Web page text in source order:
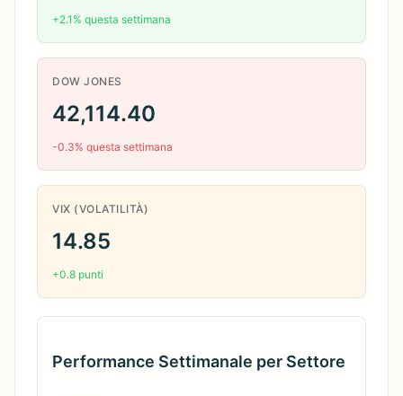
+2.1% questa settimana
DOW JONES
42,114.40
-0.3% questa settimana
VIX (VOLATILITÀ)
14.85
+0.8 punti
Performance Settimanale per Settore